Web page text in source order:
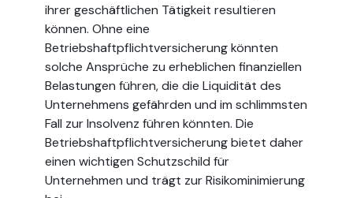
ihrer geschäftlichen Tätigkeit resultieren
können. Ohne eine
Betriebshaftpflichtversicherung könnten
solche Ansprüche zu erheblichen finanziellen
Belastungen führen, die die Liquidität des
Unternehmens gefährden und im schlimmsten
Fall zur Insolvenz führen könnten. Die
Betriebshaftpflichtversicherung bietet daher
einen wichtigen Schutzschild für
Unternehmen und trägt zur Risikominimierung